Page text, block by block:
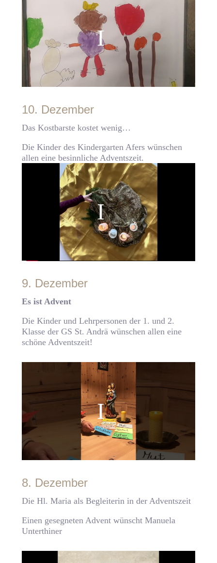
10. Dezember
Das Kostbarste kostet wenig…
Die Kinder des Kindergarten Afers wünschen
allen eine besinnliche Adventszeit.
9. Dezember
Es ist Advent
Die Kinder und Lehrpersonen der 1. und 2.
Klasse der GS St. Andrä wünschen allen eine
schöne Adventszeit!
8. Dezember
Die Hl. Maria als Begleiterin in der Adventszeit
Einen gesegneten Advent wünscht Manuela
Unterthiner